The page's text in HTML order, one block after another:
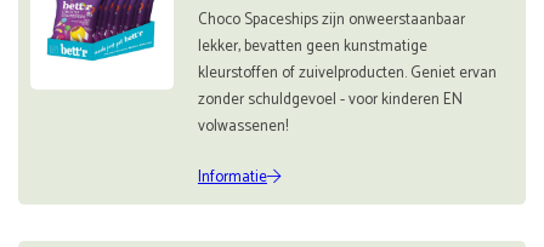
Choco Spaceships zijn onweerstaanbaar
lekker, bevatten geen kunstmatige
kleurstoffen of zuivelproducten. Geniet ervan
zonder schuldgevoel - voor kinderen EN
volwassenen!
Informatie